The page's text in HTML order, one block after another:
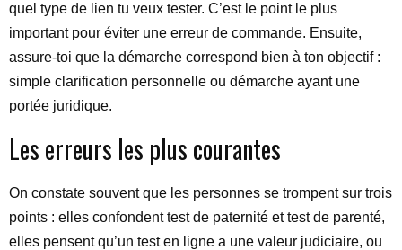
quel type de lien tu veux tester. C’est le point le plus
important pour éviter une erreur de commande. Ensuite,
assure-toi que la démarche correspond bien à ton objectif :
simple clarification personnelle ou démarche ayant une
portée juridique.
Les erreurs les plus courantes
On constate souvent que les personnes se trompent sur trois
points : elles confondent test de paternité et test de parenté,
elles pensent qu’un test en ligne a une valeur judiciaire, ou